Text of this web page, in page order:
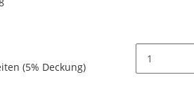
(5% Deckung)